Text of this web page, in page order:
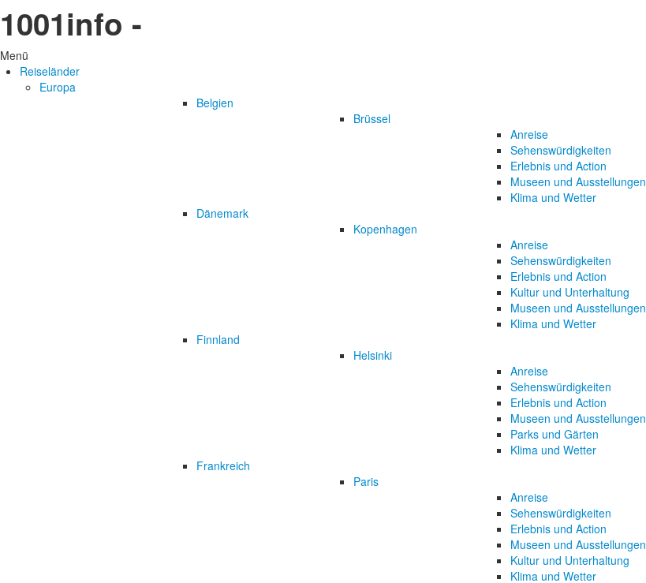
1001info -
Menü
Reiseländer
Europa
Belgien
Brüssel
Anreise
Sehenswürdigkeiten
Erlebnis und Action
Museen und Ausstellungen
Klima und Wetter
Dänemark
Kopenhagen
Anreise
Sehenswürdigkeiten
Erlebnis und Action
Kultur und Unterhaltung
Museen und Ausstellungen
Klima und Wetter
Finnland
Helsinki
Anreise
Sehenswürdigkeiten
Erlebnis und Action
Museen und Ausstellungen
Parks und Gärten
Klima und Wetter
Frankreich
Paris
Anreise
Sehenswürdigkeiten
Erlebnis und Action
Museen und Ausstellungen
Kultur und Unterhaltung
Klima und Wetter